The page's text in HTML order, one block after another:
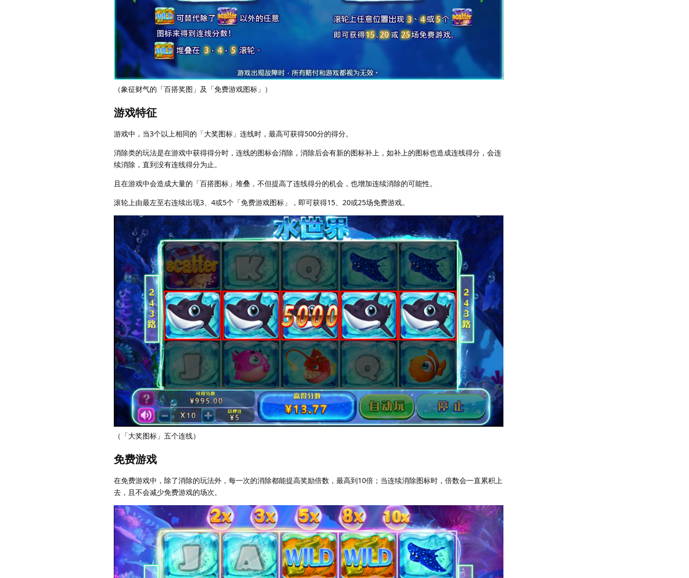
（象征财气的「百搭奖图」及「免费游戏图标」）
游戏特征
游戏中，当3个以上相同的「大奖图标」连线时，最高可获得500分的得分。
消除类的玩法是在游戏中获得得分时，连线的图标会消除，消除后会有新的图标补上，如补上的图标也造成连线得分，会连
续消除，直到没有连线得分为止。
且在游戏中会造成大量的「百搭图标」堆叠，不但提高了连线得分的机会，也增加连续消除的可能性。
滚轮上由最左至右连续出现3、4或5个「免费游戏图标」，即可获得15、20或25场免费游戏。
（「大奖图标」五个连线）
免费游戏
在免费游戏中，除了消除的玩法外，每一次的消除都能提高奖励倍数，最高到10倍；当连续消除图标时，倍数会一直累积上
去，且不会减少免费游戏的场次。